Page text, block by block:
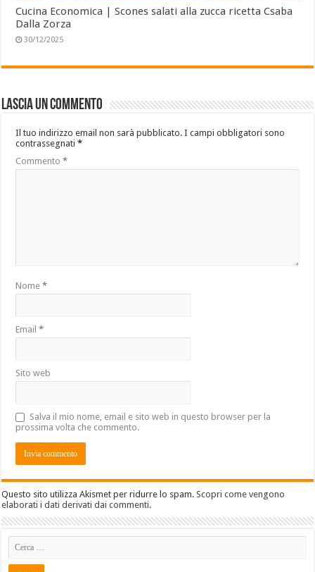
Cucina Economica | Scones salati alla zucca ricetta Csaba
Dalla Zorza
30/12/2025
Lascia un commento
Il tuo indirizzo email non sarà pubblicato. I campi obbligatori sono
contrassegnati*
Commento*
Nome*
Email*
Sito web
Salva il mio nome, email e sito web in questo browser per la
prossima volta che commento.
Questo sito utilizza Akismet per ridurre lo spam.Scopri come vengono
elaborati i dati derivati dai commenti.